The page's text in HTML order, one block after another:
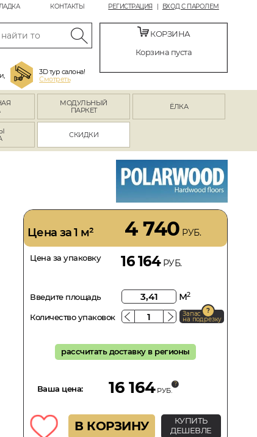
РЕГИСТРАЦИЯ ВХОД С ПАРОЛЕМ
КОНТАКТЫ
3D тур салона!
Смотреть
КОРЗИНА
Корзина пуста
МОДУЛЬНЫЙ
ПАРКЕТ
ЁЛКА
СКИДКИ
Цена за 1 м² 4 740 РУБ.
Цена за упаковку 16 164РУБ.
Введите площадь м2
Количество упаковок Запас
на подрезку
рассчитать доставку в регионы
Ваша цена: 16 164 РУБ.
В КОРЗИНУ
КУПИТЬ
ДЕШЕВЛЕ